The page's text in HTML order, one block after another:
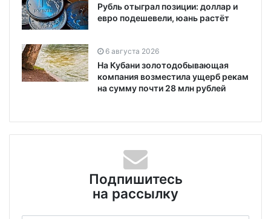
Рубль отыграл позиции: доллар и
евро подешевели, юань растёт
6 августа 2026
На Кубани золотодобывающая
компания возместила ущерб рекам
на сумму почти 28 млн рублей
Подпишитесь
на рассылку